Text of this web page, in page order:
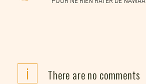
i There are no comments